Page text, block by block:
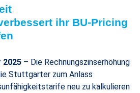
ihr BU-Pricing
– Die Rechnungszinserhöhung
Stuttgarter zum Anlass
neu zu kalkulieren